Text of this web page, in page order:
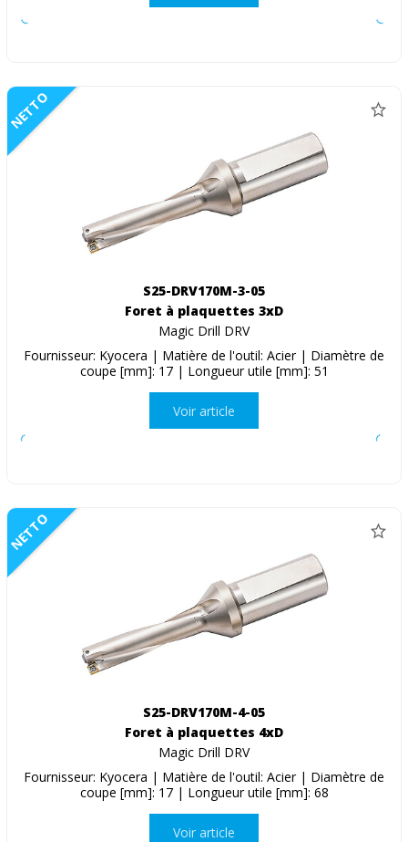
NETTO
S25-DRV170M-3-05
Foret à plaquettes 3xD
Magic Drill DRV
Fournisseur: Kyocera | Matière de l'outil: Acier | Diamètre de
coupe [mm]: 17 | Longueur utile [mm]: 51
Voir article
NETTO
S25-DRV170M-4-05
Foret à plaquettes 4xD
Magic Drill DRV
Fournisseur: Kyocera | Matière de l'outil: Acier | Diamètre de
coupe [mm]: 17 | Longueur utile [mm]: 68
Voir article